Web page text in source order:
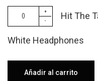
+
-
Hit The
White Headphones
Añadir al carrito